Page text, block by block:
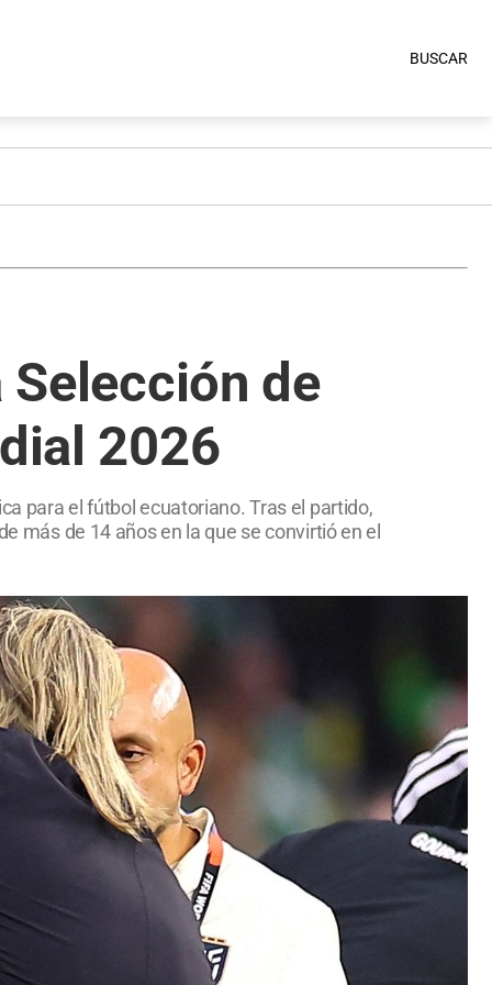
BUSCAR
de
2026
para el fútbol ecuatoriano. Tras el partido,
más de 14 años en la que se convirtió en el